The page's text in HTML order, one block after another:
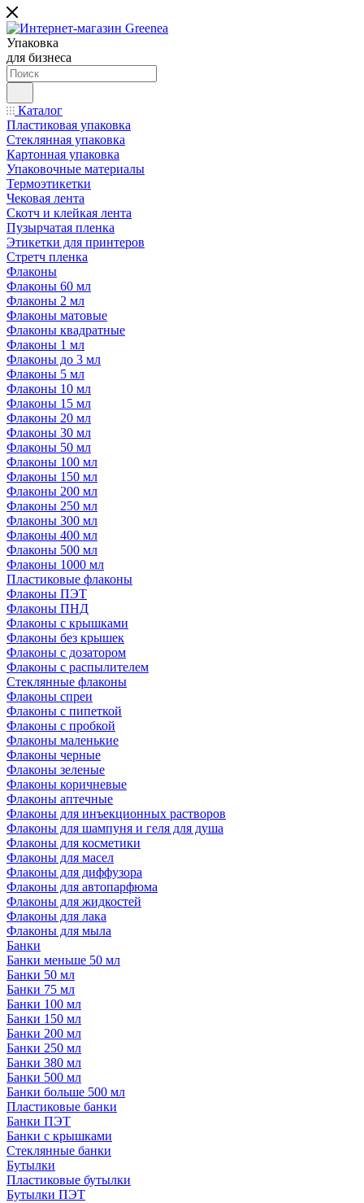
Упаковка
для бизнеса
Каталог
Пластиковая упаковка
Стеклянная упаковка
Картонная упаковка
Упаковочные материалы
Термоэтикетки
Чековая лента
Скотч и клейкая лента
Пузырчатая пленка
Этикетки для принтеров
Стретч пленка
Флаконы
Флаконы 60 мл
Флаконы 2 мл
Флаконы матовые
Флаконы квадратные
Флаконы 1 мл
Флаконы до 3 мл
Флаконы 5 мл
Флаконы 10 мл
Флаконы 15 мл
Флаконы 20 мл
Флаконы 30 мл
Флаконы 50 мл
Флаконы 100 мл
Флаконы 150 мл
Флаконы 200 мл
Флаконы 250 мл
Флаконы 300 мл
Флаконы 400 мл
Флаконы 500 мл
Флаконы 1000 мл
Пластиковые флаконы
Флаконы ПЭТ
Флаконы ПНД
Флаконы с крышками
Флаконы без крышек
Флаконы с дозатором
Флаконы с распылителем
Стеклянные флаконы
Флаконы cпреи
Флаконы с пипеткой
Флаконы с пробкой
Флаконы маленькие
Флаконы черные
Флаконы зеленые
Флаконы коричневые
Флаконы аптечные
Флаконы для инъекционных растворов
Флаконы для шампуня и геля для душа
Флаконы для косметики
Флаконы для масел
Флаконы для диффузора
Флаконы для автопарфюма
Флаконы для жидкостей
Флаконы для лака
Флаконы для мыла
Банки
Банки меньше 50 мл
Банки 50 мл
Банки 75 мл
Банки 100 мл
Банки 150 мл
Банки 200 мл
Банки 250 мл
Банки 380 мл
Банки 500 мл
Банки больше 500 мл
Пластиковые банки
Банки ПЭТ
Банки с крышками
Стеклянные банки
Бутылки
Пластиковые бутылки
Бутылки ПЭТ